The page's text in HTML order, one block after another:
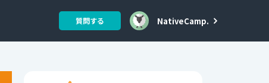
質問する NativeCamp.